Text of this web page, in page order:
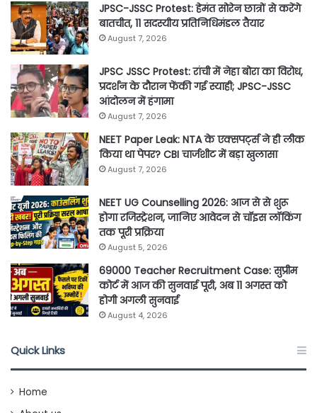
JPSC-JSSC Protest: हेमंत सोरेन छात्रों से करेंगे
बातचीत, 11 सदस्यीय प्रतिनिधिमंडल तैयार
August 7, 2026
JPSC JSSC Protest: रांची में नेहा बोरा का विरोध,
प्रदर्शन के दौरान फेंकी गई स्याही; JPSC-JSSC
आंदोलन में हंगामा
August 7, 2026
NEET Paper Leak: NTA के एक्सपर्ट्स ने ही लीक
किया था पेपर? CBI चार्जशीट में बड़ा खुलासा
August 7, 2026
NEET UG Counselling 2026: आज से से शुरू
होगा रजिस्ट्रेशन, जानिए आवेदन से चॉइस लॉकिंग
तक पूरी प्रक्रिया
August 5, 2026
69000 Teacher Recruitment Case: सुप्रीम
कोर्ट में आज की सुनवाई पूरी, अब 11 अगस्त को
होगी अगली सुनवाई
August 4, 2026
Quick Links
Home